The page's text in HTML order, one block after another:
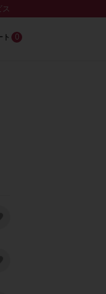
ス
ト 0